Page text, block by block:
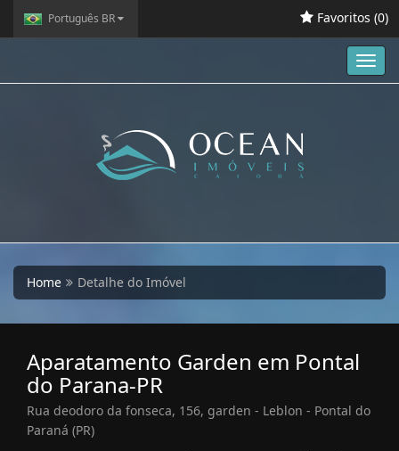
Português BR Favoritos (0)
Home Detalhe do Imóvel
Aparatamento Garden em Pontal
do Parana-PR
Rua deodoro da fonseca, 156, garden - Leblon - Pontal do
Paraná (PR)